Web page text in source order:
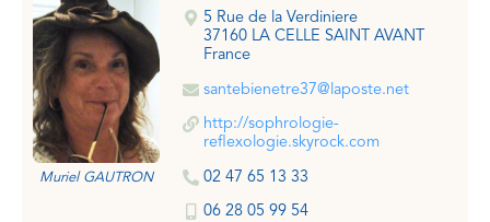
Muriel GAUTRON
5 Rue de la Verdiniere
37160 LA CELLE SAINT AVANT
France
santebienetre37@laposte.net
http://sophrologie-
reflexologie.skyrock.com
02 47 65 13 33
06 28 05 99 54